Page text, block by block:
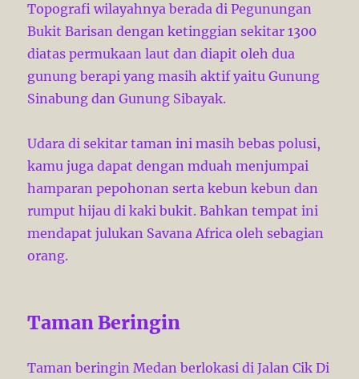
Topografi wilayahnya berada di Pegunungan
Bukit Barisan dengan ketinggian sekitar 1300
diatas permukaan laut dan diapit oleh dua
gunung berapi yang masih aktif yaitu Gunung
Sinabung dan Gunung Sibayak.
Udara di sekitar taman ini masih bebas polusi,
kamu juga dapat dengan mduah menjumpai
hamparan pepohonan serta kebun kebun dan
rumput hijau di kaki bukit. Bahkan tempat ini
mendapat julukan Savana Africa oleh sebagian
orang.
Taman Beringin
Taman beringin Medan berlokasi di Jalan Cik Di